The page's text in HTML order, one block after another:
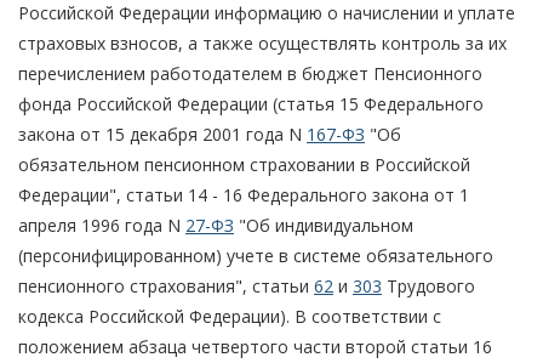
Российской Федерации информацию о начислении и уплате
страховых взносов, а также осуществлять контроль за их
перечислением работодателем в бюджет Пенсионного
фонда Российской Федерации (статья 15 Федерального
закона от 15 декабря 2001 года N 167-ФЗ "Об
обязательном пенсионном страховании в Российской
Федерации", статьи 14 - 16 Федерального закона от 1
апреля 1996 года N 27-ФЗ "Об индивидуальном
(персонифицированном) учете в системе обязательного
пенсионного страхования", статьи 62 и 303 Трудового
кодекса Российской Федерации). В соответствии с
положением абзаца четвертого части второй статьи 16